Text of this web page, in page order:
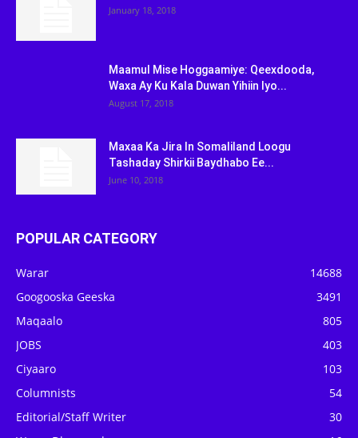
January 18, 2018
Maamul Mise Hoggaamiye: Qeexdooda,
Waxa Ay Ku Kala Duwan Yihiin Iyo...
August 17, 2018
Maxaa Ka Jira In Somaliland Loogu
Tashaday Shirkii Baydhabo Ee...
June 10, 2018
POPULAR CATEGORY
Warar
14688
Googooska Geeska
3491
Maqaalo
805
JOBS
403
Ciyaaro
103
Columnists
54
Editorial/Staff Writer
30